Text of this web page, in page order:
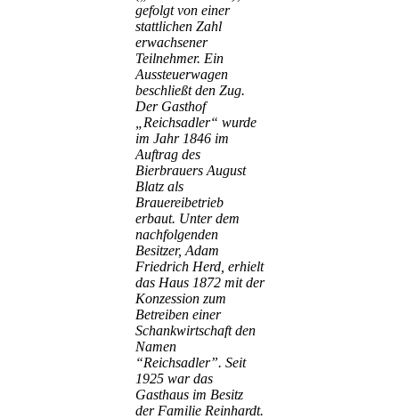
gefolgt von einer
stattlichen Zahl
erwachsener
Teilnehmer. Ein
Aussteuerwagen
beschließt den Zug.
Der Gasthof
„Reichsadler“ wurde
im Jahr 1846 im
Auftrag des
Bierbrauers August
Blatz als
Brauereibetrieb
erbaut. Unter dem
nachfolgenden
Besitzer, Adam
Friedrich Herd, erhielt
das Haus 1872 mit der
Konzession zum
Betreiben einer
Schankwirtschaft den
Namen
“Reichsadler”. Seit
1925 war das
Gasthaus im Besitz
der Familie Reinhardt.